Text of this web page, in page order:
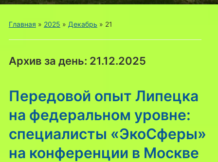
меню
Главная » 2025 » Декабрь » 21
Архив за день: 21.12.2025
Передовой опыт Липецка
на федеральном уровне:
специалисты «ЭкоСферы»
на конференции в Москве